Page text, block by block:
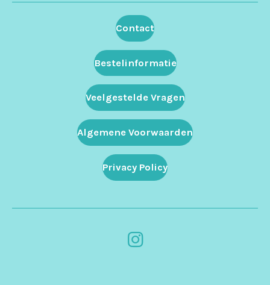
Contact
Bestelinformatie
Veelgestelde Vragen
Algemene Voorwaarden
Privacy Policy
I